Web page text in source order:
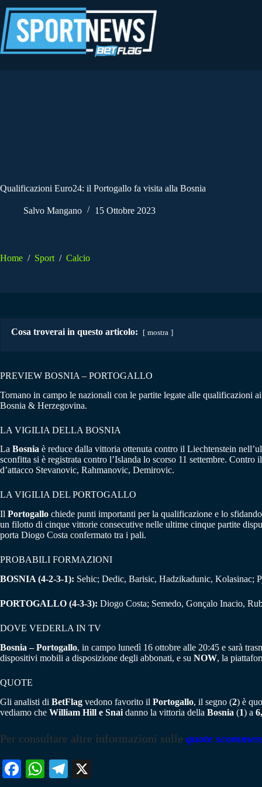
al
contenuto
Qualificazioni Euro24: il Portogallo fa visita alla Bosnia
Salvo Mangano 15 Ottobre 2023
Home / Sport / Calcio
Cosa troverai in questo articolo: mostra
PREVIEW BOSNIA – PORTOGALLO
Tornano in campo le nazionali con le partite legate alle qualificazioni
Bosnia & Herzegovina.
LA VIGILIA DELLA BOSNIA
La Bosnia è reduce dalla vittoria ottenuta contro il Liechtenstein
sconfitta si è registrata contro l’Islanda lo scorso 11 settembre.
d’attacco Stevanovic, Rahmanovic, Demirovic.
LA VIGILIA DEL PORTOGALLO
Il Portogallo chiede punti importanti per la qualificazione e lo
un filotto di cinque vittorie consecutive nelle ultime cinque partite
porta Diogo Costa confermato tra i pali.
PROBABILI FORMAZIONI
BOSNIA (4-2-3-1): Sehic; Dedic, Barisic, Hadzikadunic, Kolasinac;
PORTOGALLO (4-3-3): Diogo Costa; Semedo, Gonçalo Inacio,
DOVE VEDERLA IN TV
Bosnia – Portogallo, in campo lunedì 16 ottobre alle 20:45 e sarà
dispositivi mobili a disposizione degli abbonati, e su NOW, la
QUOTE
Gli analisti di BetFlag vedono favorito il Portogallo, il segno (2) è
vediamo che William Hill e Snai danno la vittoria della Bosnia (1) a
Per consultare altre informazioni sulle quote
Fa W
Te